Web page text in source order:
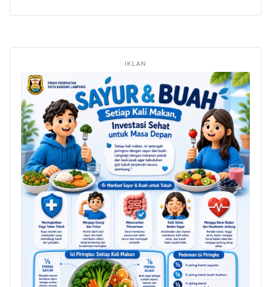
IKLAN